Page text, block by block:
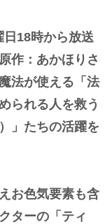
18時から放送
作：あかほりさ
法が使える「法
られる人を救う
」たちの活躍を
お色気要素も含
ターの「ティ